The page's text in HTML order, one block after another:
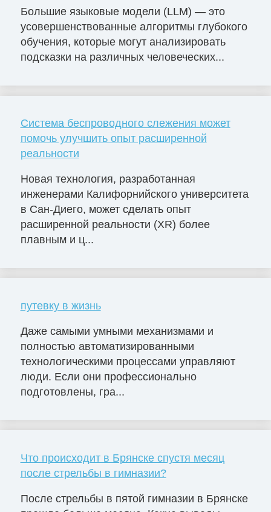
Большие языковые модели (LLM) — это
усовершенствованные алгоритмы глубокого
обучения, которые могут анализировать
подсказки на различных человеческих...
Система беспроводного слежения может
помочь улучшить опыт расширенной
реальности
Новая технология, разработанная
инженерами Калифорнийского университета
в Сан-Диего, может сделать опыт
расширенной реальности (XR) более
плавным и ц...
путевку в жизнь
Даже самыми умными механизмами и
полностью автоматизированными
технологическими процессами управляют
люди. Если они профессионально
подготовлены, гра...
Что происходит в Брянске спустя месяц
после стрельбы в гимназии?
После стрельбы в пятой гимназии в Брянске